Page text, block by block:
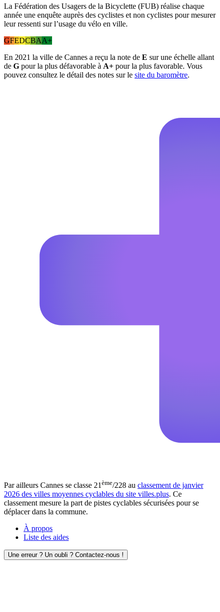
La Fédération des Usagers de la Bicyclette (FUB) réalise chaque
année une enquête auprès des cyclistes et non cyclistes pour mesurer
leur ressenti sur l’usage du vélo en ville.
GFEDCBAA+
En 2021 la ville de Cannes a reçu la note de E sur une échelle allant
de G pour la plus défavorable à A+ pour la plus favorable. Vous
pouvez consultez le détail des notes sur le site du baromètre.
Par ailleurs Cannes se classe 21 ème/228 au classement de janvier
2026 des villes moyennes cyclables du site villes.plus. Ce
classement mesure la part de pistes cyclables sécurisées pour se
déplacer dans la commune.
À propos
Liste des aides
Une erreur ? Un oubli ? Contactez-nous !